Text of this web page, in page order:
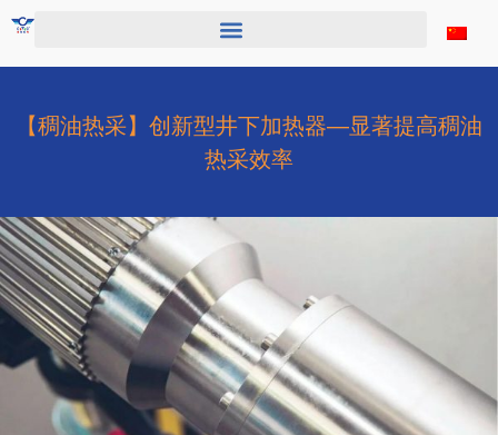
【稠油热采】创新型井下加热器—显著提高稠油
热采效率